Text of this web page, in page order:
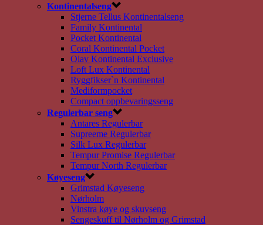
Kontinentalseng
Stjerne Tellus Kontinentalseng
Family Kontinental
Pocket Kontinental
Coral Kontinental Pocket
Olav Kontinental Exclusive
Loft Lux Kontinental
Ryggfikser`n Kontinental
Mediformpocket
Compact oppbevaringsseng
Regulerbar seng
Antares Regulerbar
Supreeme Regulerbar
Silk Lux Regulerbar
Tempur Promise Regulerbar
Tempur North Regulerbar
Køyeseng
Grimstad Køyeseng
Nørholm
Vinstra køye og skuvseng
Sengeskuff til Nørholm og Grimstad